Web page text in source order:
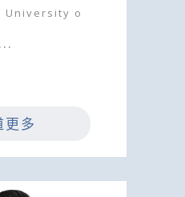
University o
更多